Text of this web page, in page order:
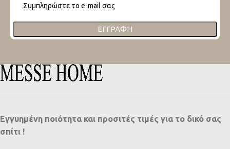
ΕΓΓΡΑΦΉ
Εγγυημένη ποιότητα και προσιτές τιμές για το δικό σας
σπίτι !